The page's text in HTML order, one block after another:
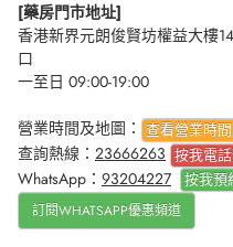
[藥房門市地址]
香港新界元朗俊賢坊權益大樓
口
一至日 09:00-19:00
營業時間及地圖： 查看營業時
查詢熱線： 23666263 按我電
WhatsApp： 93204227 按我預
訂閱WHATSAPP優惠頻道